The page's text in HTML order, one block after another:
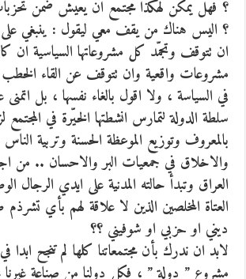
؟ فهل يمكن لهكذا مجتمع ان يعيش ضمن
؟ اليس هناك من يقف معي ليقول : ينبغي على
ان تتوقف وتجمّد كل مشروعاتها السياسية ان
مشروعات واقعية وان تتوقف عن القاء الخطب
في السياسة ، ولا اقول بالغاء نفسها ، بل اتمنى
سلطة الدولة لتمارس انشطتها الخيّرة في المجتمع
بالمعروف وتوزيع الموعظة الحسنة وتربية
والاخلاق في جمعيات البر والاحسان .. من
العراق وتبدأ حالته المدنية على ايدي الرجال
العتاة المخلصين الذين لا علاقة لهم بأي
ديني او حزبي او شوفيني ؟؟
لابد ان ندرك بأن مجتمعاتنا كلها لم تنجح